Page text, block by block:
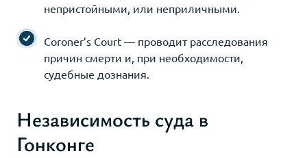
непристойными, или неприличными.
Coroner’s Court — проводит расследования
причин смерти и, при необходимости,
судебные дознания.
Независимость суда в
Гонконге